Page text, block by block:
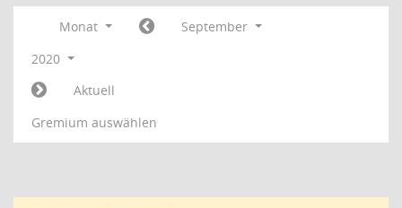
Monat
September
2020
Aktuell
Gremium auswählen